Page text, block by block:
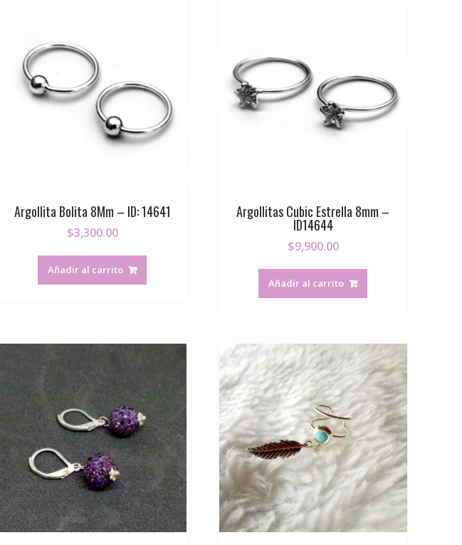
Argollita Bolita 8Mm – ID: 14641
$3,300.00
Añadir al carrito
Argollitas Cubic Estrella 8mm –
ID14644
$9,900.00
Añadir al carrito